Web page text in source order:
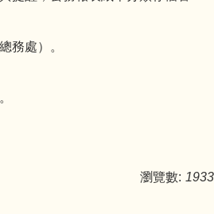
務處）。
瀏覽數: 1933